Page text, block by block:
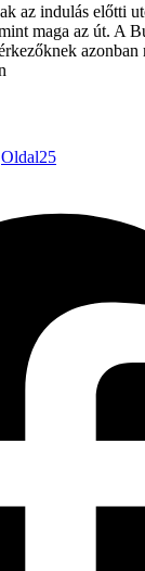
az indulás előtti
maga az út. A
azonban
Oldal25